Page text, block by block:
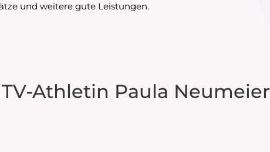
und weitere gute Leistungen.
Athletin Paula Neumeier